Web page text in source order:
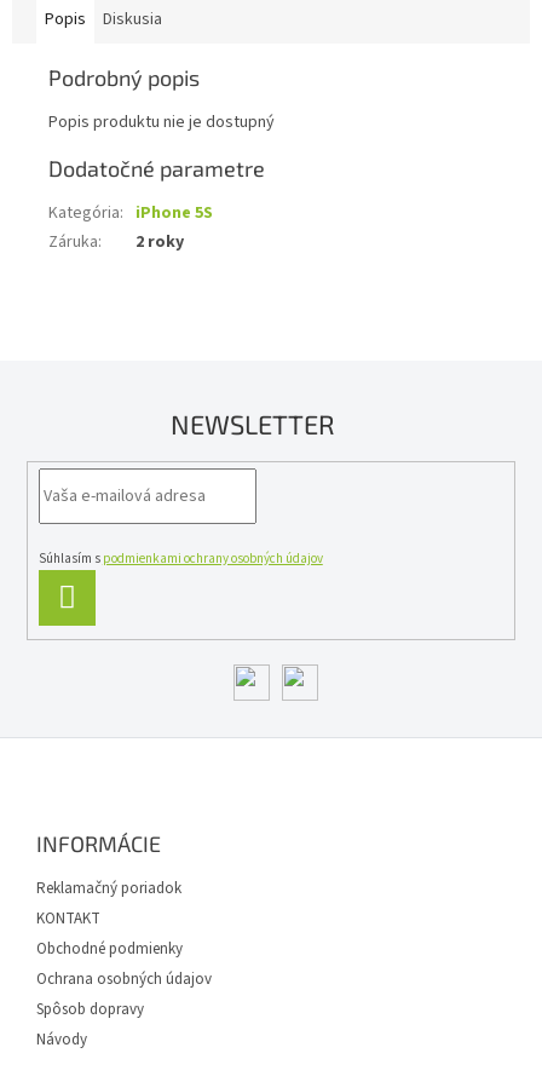
Popis Diskusia
Podrobný popis
Popis produktu nie je dostupný
Dodatočné parametre
Kategória: iPhone 5S
Záruka: 2 roky
NEWSLETTER
Súhlasím s podmienkami ochrany osobných údajov
SA
INFORMÁCIE
Reklamačný poriadok
KONTAKT
Obchodné podmienky
Ochrana osobných údajov
Spôsob dopravy
Návody